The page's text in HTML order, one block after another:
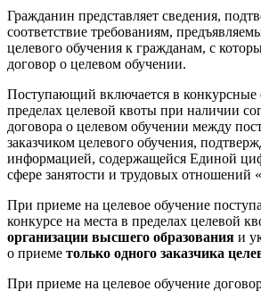
Гражданин представляет сведения,
соответствие требованиям,
целевого обучения к гражданам, с
договор о целевом обучении.
Поступающий включается в конкурсные
пределах целевой квоты при наличии
договора о целевом обучении между
заказчиком целевого обучения,
информацией, содержащейся Единой
сфере занятости и трудовых отношений
При приеме на целевое обучение
конкурсе на места в пределах целевой
организации высшего образования и
о приеме только одного заказчика
При приеме на целевое обучение